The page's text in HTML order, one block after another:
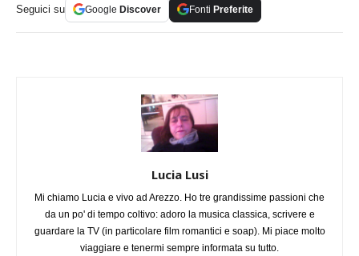
Seguici su Google Discover Fonti Preferite
Lucia Lusi
Mi chiamo Lucia e vivo ad Arezzo. Ho tre grandissime passioni che
da un po' di tempo coltivo: adoro la musica classica, scrivere e
guardare la TV (in particolare film romantici e soap). Mi piace molto
viaggiare e tenermi sempre informata su tutto.